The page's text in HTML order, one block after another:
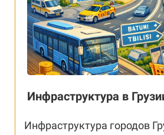
Инфраструктура в
Инфраструктура городов